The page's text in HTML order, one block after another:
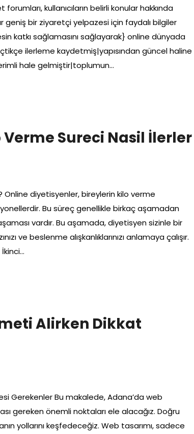
kullanıcıların belirli konular hakkında
bir ziyaretçi yelpazesi için faydalı bilgiler
katkı sağlamasını sağlayarak} online dünyada
ilerleme kaydetmiş|yapısından güncel haline
hale gelmiştir|toplumun…
Sureci Nasil İlerler
Online diyetisyenler, bireylerin kilo verme
Bu süreç genellikle birkaç aşamadan
vardır. Bu aşamada, diyetisyen sizinle bir
ve beslenme alışkanlıklarınızı anlamaya çalışır.
Alirken Dikkat
Gerekenler Bu makalede, Adana’da web
gereken önemli noktaları ele alacağız. Doğru
yollarını keşfedeceğiz. Web tasarımı, sadece